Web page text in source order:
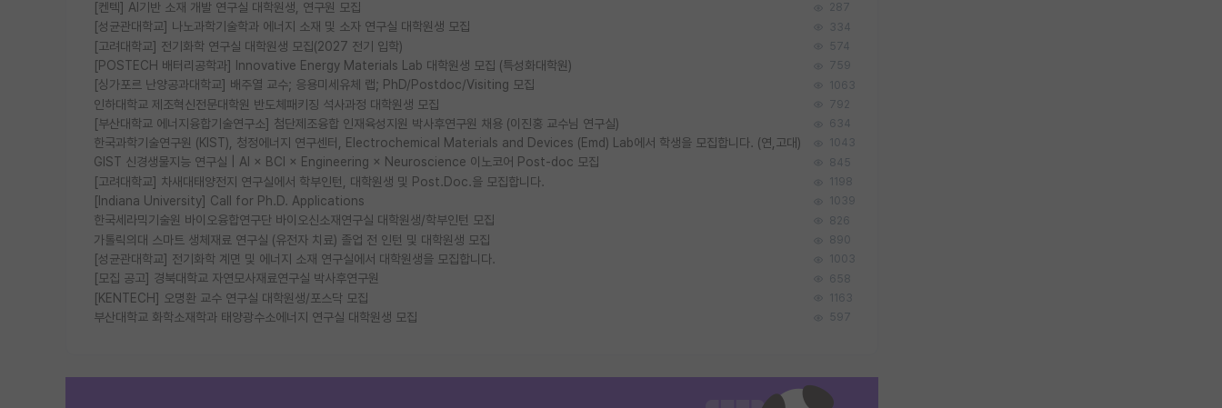
[켄텍] AI기반 소재 개발 연구실 대학원생, 연구원 모집 287
[성균관대학교] 나노과학기술학과 에너지 소재 및 소자 연구실 대학원생 모집 334
[고려대학교] 전기화학 연구실 대학원생 모집(2027 전기 입학) 574
[POSTECH 배터리공학과] Innovative Energy Materials Lab 대학원생 모집 (특성화대학원) 759
[싱가포르 난양공과대학교] 배주열 교수; 응용미세유체 랩; PhD/Postdoc/Visiting 모집 1063
인하대학교 제조혁신전문대학원 반도체패키징 석사과정 대학원생 모집 792
[부산대학교 에너지융합기술연구소] 첨단제조융합 인재육성지원 박사후연구원 채용 (이진홍 교수님 연구실) 634
한국과학기술연구원 (KIST), 청정에너지 연구센터, Electrochemical Materials and Devices (Emd) Lab에서 학생을 모집합니다. (연,고대) 1043
GIST 신경생물지능 연구실 | AI × BCI × Engineering × Neuroscience 이노코어 Post-doc 모집 845
[고려대학교] 차새대태양전지 연구실에서 학부인턴, 대학원생 및 Post.Doc.을 모집합니다. 1198
[Indiana University] Call for Ph.D. Applications 1039
한국세라믹기술원 바이오융합연구단 바이오신소재연구실 대학원생/학부인턴 모집 826
가톨릭의대 스마트 생체재료 연구실 (유전자 치료) 졸업 전 인턴 및 대학원생 모집 890
[성균관대학교] 전기화학 계면 및 에너지 소재 연구실에서 대학원생을 모집합니다. 1003
[모집 공고] 경북대학교 자연모사재료연구실 박사후연구원 658
[KENTECH] 오명환 교수 연구실 대학원생/포스닥 모집 1163
부산대학교 화학소재학과 태양광수소에너지 연구실 대학원생 모집 597